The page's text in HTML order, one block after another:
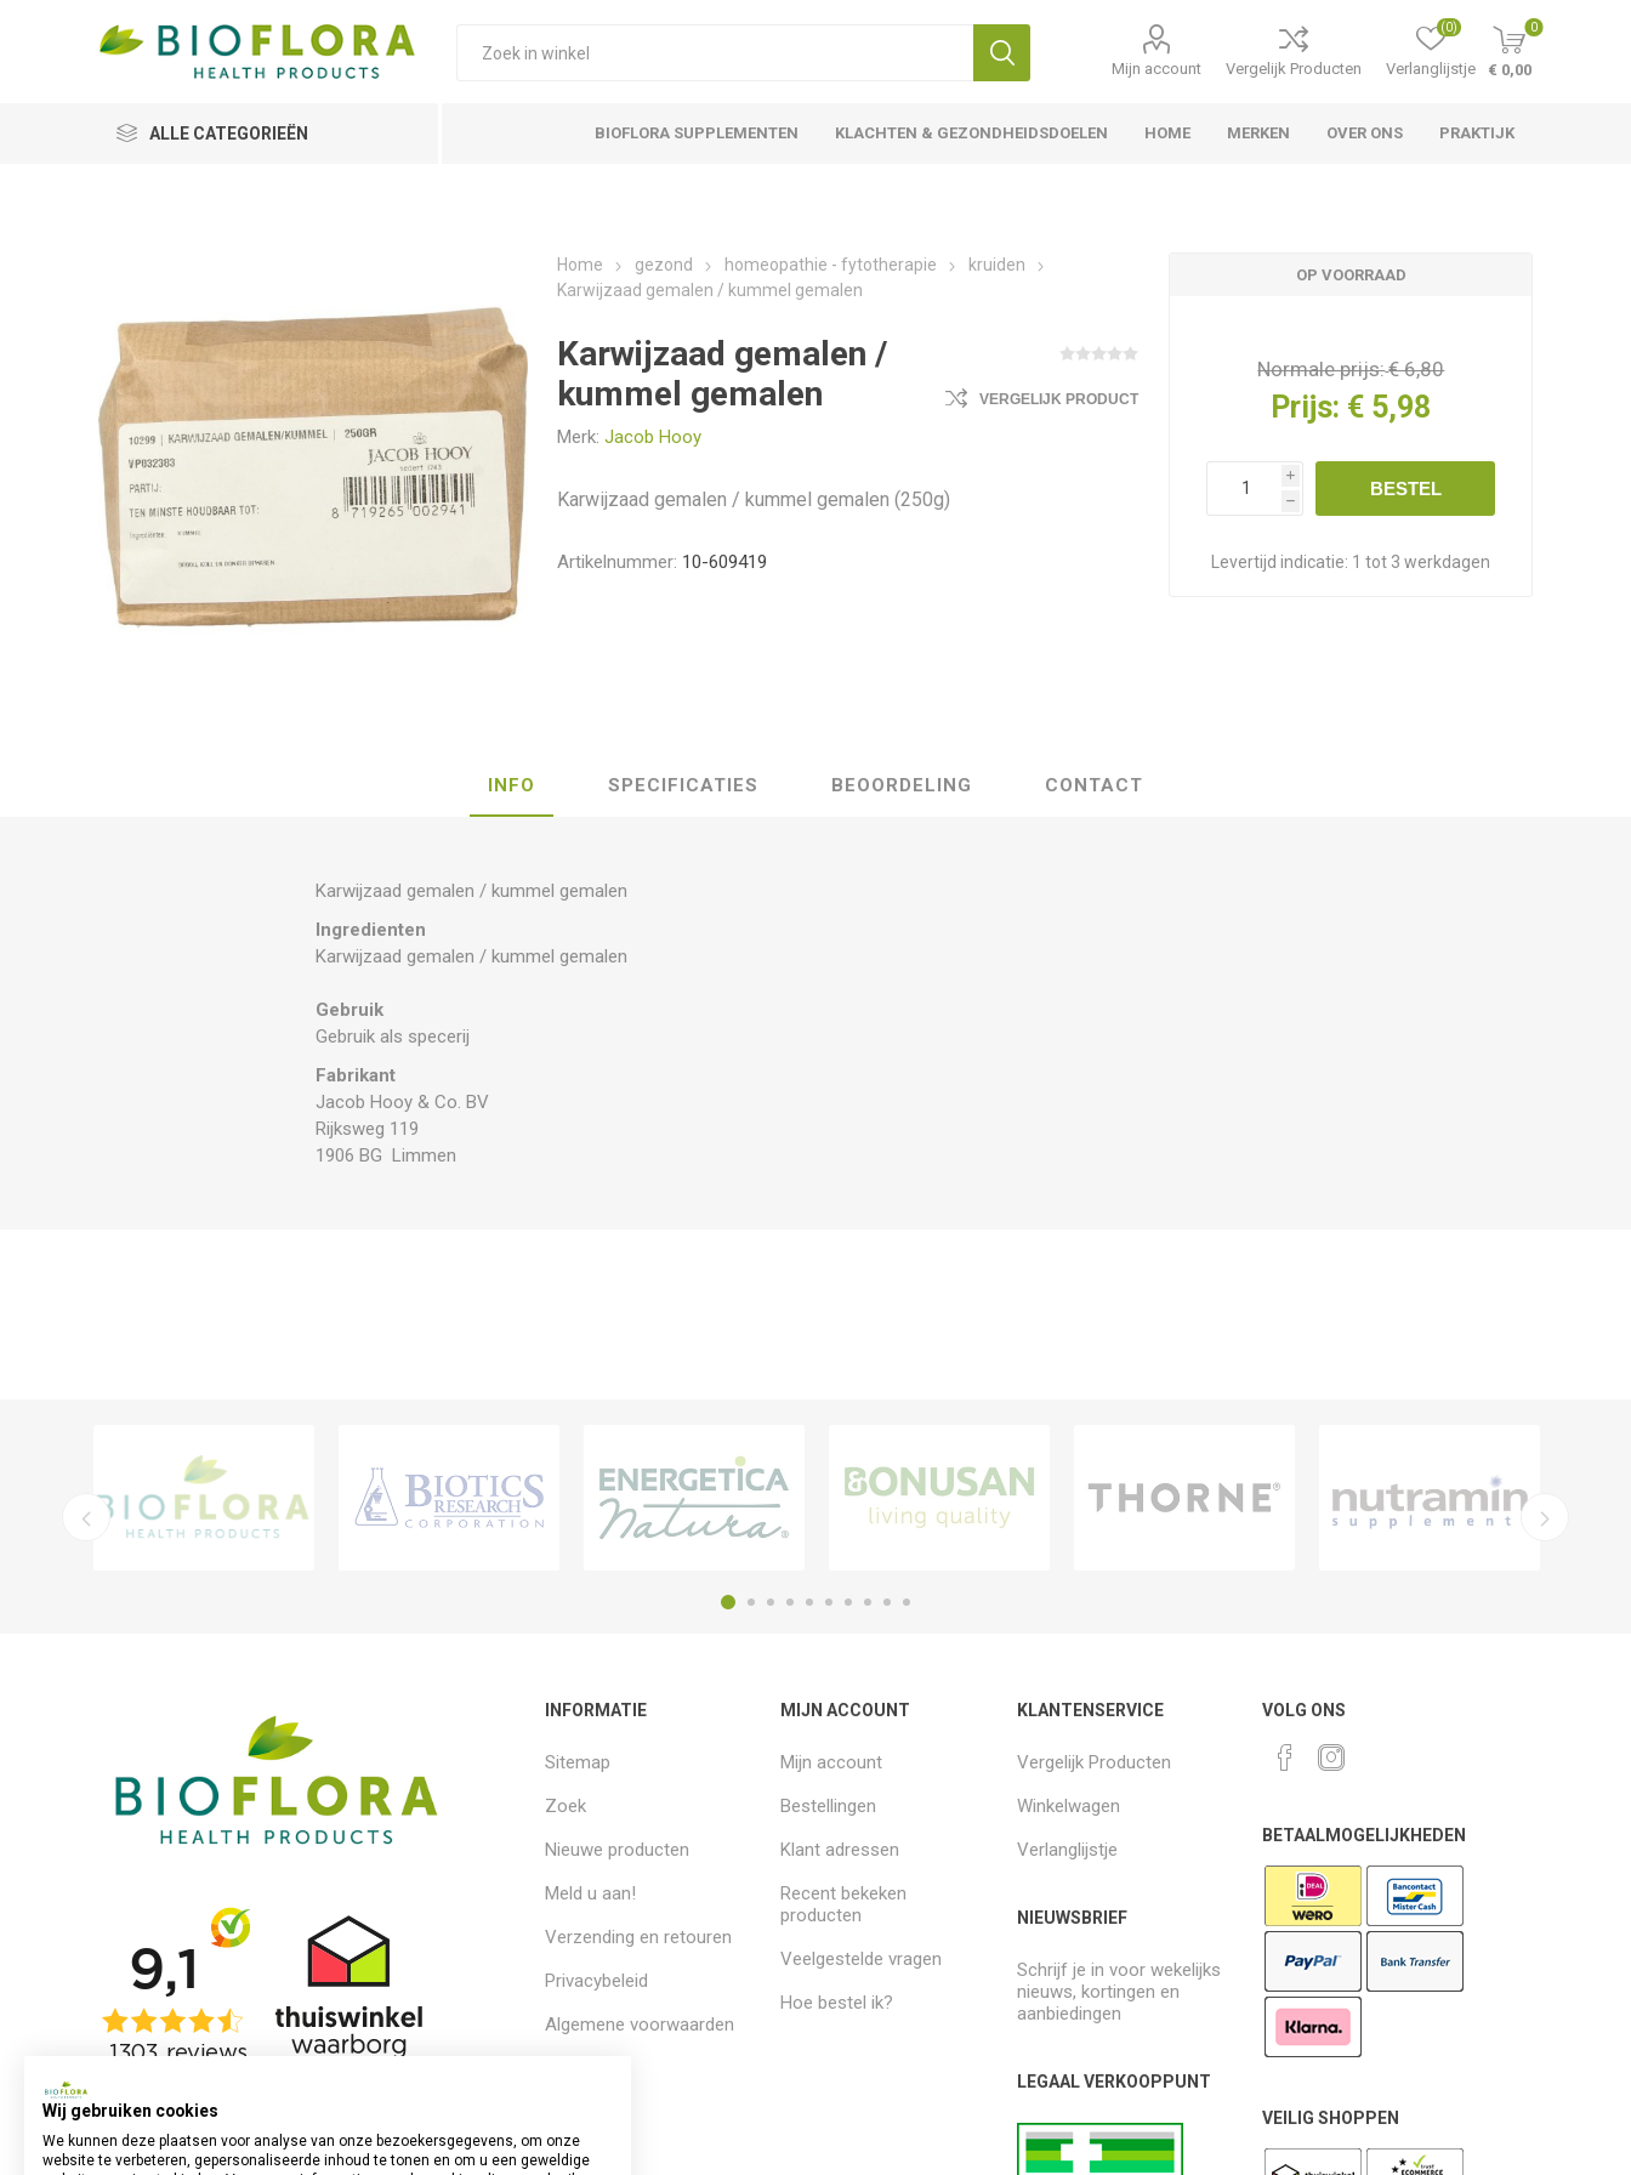
Mijn account Vergelijk Producten Verlanglijstje
(0) 0
€ 0,00
ALLE CATEGORIEËN BIOFLORA SUPPLEMENTEN KLACHTEN & GEZONDHEIDSDOELEN HOME MERKEN OVER ONS PRAKTIJK
Home gezond homeopathie - fytotherapie
kruiden
Karwijzaad gemalen / kummel gemalen
Karwijzaad gemalen /
kummel gemalen
Merk: Jacob Hooy
VERGELIJK PRODUCT
Karwijzaad gemalen / kummel gemalen (250g)
Artikelnummer: 10-609419
OP VOORRAAD
Normale prijs:€ 6,80
Prijs: € 5,98
i
h
BESTEL
Levertijd indicatie: 1 tot 3 werkdagen
INFO SPECIFICATIES BEOORDELING CONTACT
Karwijzaad gemalen / kummel gemalen
Ingredienten
Karwijzaad gemalen / kummel gemalen
Gebruik
Gebruik als specerij
Fabrikant
Jacob Hooy & Co. BV
Rijksweg 119
1906 BG Limmen
INFORMATIE
Sitemap
Zoek
Nieuwe producten
Meld u aan!
Verzending en retouren
Privacybeleid
Algemene voorwaarden
MIJN ACCOUNT
Mijn account
Bestellingen
Klant adressen
Recent bekeken
producten
Veelgestelde vragen
Hoe bestel ik?
KLANTENSERVICE
Vergelijk Producten
Winkelwagen
Verlanglijstje
NIEUWSBRIEF
Schrijf je in voor wekelijks
nieuws, kortingen en
aanbiedingen
LEGAAL VERKOOPPUNT
VOLG ONS
BETAALMOGELIJKHEDEN
VEILIG SHOPPEN
Wij gebruiken cookies
We kunnen deze plaatsen voor analyse van onze bezoekersgegevens, om onze
website te verbeteren, gepersonaliseerde inhoud te tonen en om u een geweldige